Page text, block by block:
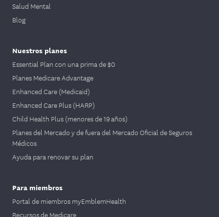
Salud Mental
Blog
Nuestros planes
Essential Plan con una prima de $0
Planes Medicare Advantage
Enhanced Care (Medicaid)
Enhanced Care Plus (HARP)
Child Health Plus (menores de 19 años)
Planes del Mercado y de fuera del Mercado Oficial de Seguros
Médicos
Ayuda para renovar su plan
Para miembros
Portal de miembros myEmblemHealth
Recursos de Medicare